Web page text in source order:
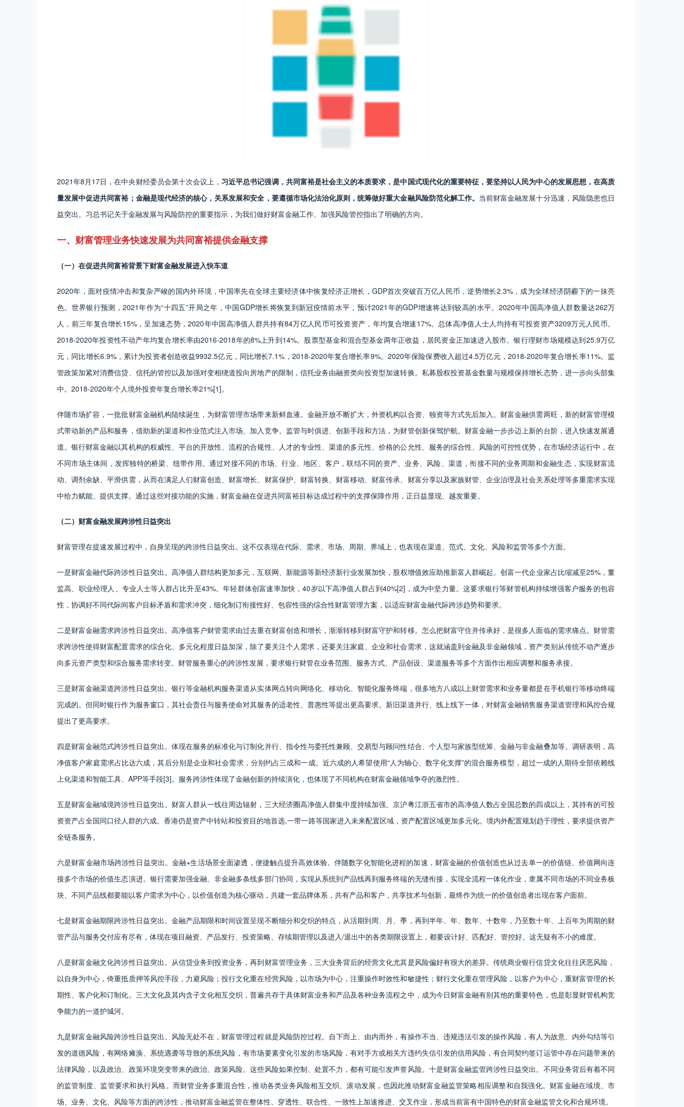
2021年8月17日，在中央财经委员会第十次会议上，习近平总书记强调，共同富裕是社会主义的本质要求，是中国式现代化的重要特征，要坚持以人民为中心的发展思想，在高质
量发展中促进共同富裕；金融是现代经济的核心，关系发展和安全，要遵循市场化法治化原则，统筹做好重大金融风险防范化解工作。 当前财富金融发展十分迅速，风险隐患也日
益突出。习总书记关于金融发展与风险防控的重要指示，为我们做好财富金融工作、加强风险管控指出了明确的方向。
一、财富管理业务快速发展为共同富裕提供金融支撑
（一）在促进共同富裕背景下财富金融发展进入快车道
2020年，面对疫情冲击和复杂严峻的国内外环境，中国率先在全球主要经济体中恢复经济正增长，GDP首次突破百万亿人民币，逆势增长2.3%，成为全球经济阴霾下的一抹亮
色。世界银行预测，2021年作为“十四五”开局之年，中国GDP增长将恢复到新冠疫情前水平，预计2021年的GDP增速将达到较高的水平。2020年中国高净值人群数量达262万
人，前三年复合增长15%，呈加速态势，2020年中国高净值人群共持有84万亿人民币可投资资产，年均复合增速17%。总体高净值人士人均持有可投资资产3209万元人民币。
2018-2020年投资性不动产年均复合增长率由2016-2018年的8%上升到14%。股票型基金和混合型基金两年正收益，居民资金正加速进入股市。银行理财市场规模达到25.9万亿
元，同比增长6.9%，累计为投资者创造收益9932.5亿元，同比增长7.1%，2018-2020年复合增长率9%。2020年保险保费收入超过4.5万亿元，2018-2020年复合增长率11%。监
管政策加紧对消费信贷、信托的管控以及加强对变相绕道投向房地产的限制，信托业务由融资类向投资型加速转换。私募股权投资基金数量与规模保持增长态势，进一步向头部集
中。2018-2020年个人境外投资年复合增长率21%[1]。
伴随市场扩容，一批批财富金融机构陆续诞生，为财富管理市场带来新鲜血液。金融开放不断扩大，外资机构以合资、独资等方式先后加入。财富金融供需两旺，新的财富管理模
式带动新的产品和服务，借助新的渠道和作业范式注入市场、加入竞争。监管与时俱进、创新手段和方法，为财管创新保驾护航。财富金融一步步迈上新的台阶，进入快速发展通
道。银行财富金融以其机构的权威性、平台的开放性、流程的合规性、人才的专业性、渠道的多元性、价格的公允性、服务的综合性、风险的可控性优势，在市场经济运行中，在
不同市场主体间，发挥独特的桥梁、纽带作用。通过对接不同的市场、行业、地区、客户，联结不同的资产、业务、风险、渠道，衔接不同的业务周期和金融生态，实现财富流
动、调剂余缺、平滑供需，从而在满足人们财富创造、财富增长、财富保护、财富转换、财富移动、财富传承、财富分享以及家族财管、企业治理及社会关系处理等多重需求实现
中给力赋能、提供支撑。通过这些对接功能的实施，财富金融在促进共同富裕目标达成过程中的支撑保障作用，正日益显现、越发重要。
（二）财富金融发展跨涉性日益突出
财富管理在提速发展过程中，自身呈现的跨涉性日益突出。这不仅表现在代际、需求、市场、周期、界域上，也表现在渠道、范式、文化、风险和监管等多个方面。
一是财富金融代际跨涉性日益突出。高净值人群结构更加多元，互联网、新能源等新经济新行业发展加快，股权增值效应助推新富人群崛起。创富一代企业家占比缩减至25%，董
监高、职业经理人、专业人士等人群占比升至43%。年轻群体创富速率加快，40岁以下高净值人群占到40%[2]，成为中坚力量。这要求银行等财管机构持续增强客户服务的包容
性，协调好不同代际间客户目标矛盾和需求冲突，细化制订衔接性好、包容性强的综合性财富管理方案，以适应财富金融代际跨涉趋势和要求。
二是财富金融需求跨涉性日益突出。高净值客户财管需求由过去重在财富创造和增长，渐渐转移到财富守护和转移。怎么把财富守住并传承好，是很多人面临的需求痛点。财管需
求跨涉性使得财富配置需求的综合化、多元化程度日益加深，除了要关注个人需求，还要关注家庭、企业和社会需求，这就涵盖到金融及非金融领域，资产类别从传统不动产逐步
向多元资产类型和综合服务需求转变。财管服务重心的跨涉性发展，要求银行财管在业务范围、服务方式、产品创设、渠道服务等多个方面作出相应调整和服务承接。
三是财富金融渠道跨涉性日益突出。银行等金融机构服务渠道从实体网点转向网络化、移动化、智能化服务终端，很多地方八成以上财管需求和业务量都是在手机银行等移动终端
完成的。但同时银行作为服务窗口，其社会责任与服务使命对其服务的适老性、普惠性等提出更高要求。新旧渠道并行、线上线下一体，对财富金融销售服务渠道管理和风控合规
提出了更高要求。
四是财富金融范式跨涉性日益突出。体现在服务的标准化与订制化并行、指令性与委托性兼顾、交易型与顾问性结合、个人型与家族型统筹、金融与非金融叠加等。调研表明，高
净值客户家庭需求占比达六成，其后分别是企业和社会需求，分别约占三成和一成。近六成的人希望使用“人为轴心、数字化支撑”的混合服务模型，超过一成的人期待全部依赖线
上化渠道和智能工具、APP等手段[3]。服务跨涉性体现了金融创新的持续演化，也体现了不同机构在财富金融领域争夺的激烈性。
五是财富金融域境跨涉性日益突出。财富人群从一线往周边辐射，三大经济圈高净值人群集中度持续加强。京沪粤江浙五省市的高净值人数占全国总数的四成以上，其持有的可投
资资产占全国同口径人群的六成。香港仍是资产中转站和投资目的地首选,一带一路等国家进入未来配置区域，资产配置区域更加多元化。境内外配置规划趋于理性，要求提供资产
全链条服务。
六是财富金融市场跨涉性日益突出。金融+生活场景全面渗透，便捷触点提升高效体验。伴随数字化智能化进程的加速，财富金融的价值创造也从过去单一的价值链、价值网向连
接多个市场的价值生态演进。银行需要加强金融、非金融多条线多部门协同，实现从系统到产品线再到服务终端的无缝衔接，实现全流程一体化作业，隶属不同市场的不同业务板
块、不同产品线都要能以客户需求为中心，以价值创造为核心驱动，共建一套品牌体系，共有产品和客户，共享技术与创新，最终作为统一的价值创造者出现在客户面前。
七是财富金融期限跨涉性日益突出。金融产品期限和时间设置呈现不断细分和交织的特点，从活期到周、月、季，再到半年、年、数年、十数年，乃至数十年、上百年为周期的财
管产品与服务交付应有尽有，体现在项目融资、产品发行、投资策略、存续期管理以及进入/退出中的各类期限设置上，都要设计好、匹配好、管控好。这无疑有不小的难度。
八是财富金融文化跨涉性日益突出。从信贷业务到投资业务，再到财富管理业务，三大业务背后的经营文化尤其是风险偏好有很大的差异。传统商业银行信贷文化往往厌恶风险，
以自身为中心，倚重抵质押等风控手段，力避风险；投行文化重在经营风险，以市场为中心，注重操作时效性和敏捷性；财行文化重在管理风险，以客户为中心，重财富管理的长
期性、客户化和订制化。三大文化及其内含子文化相互交织，普遍共存于具体财富业务和产品及各种业务流程之中，成为今日财富金融有别其他的重要特色，也是彰显财管机构竞
争能力的一道护城河。
九是财富金融风险跨涉性日益突出。风险无处不在，财富管理过程就是风险防控过程。自下而上、由内而外，有操作不当、违规违法引发的操作风险，有人为故意、内外勾结等引
发的道德风险，有网络瘫涣、系统遇袭等导致的系统风险，有市场要素变化引发的市场风险，有对手方或相关方违约失信引发的信用风险，有合同契约签订运管中存在问题带来的
法律风险，以及政治、政策环境突变带来的政治、政策风险。这些风险如果控制、处置不力，都有可能引发声誉风险。十是财富金融监管跨涉性日益突出。不同业务背后有着不同
的监管制度、监管要求和执行风格。而财管业务多重混合性，推动各类业务风险相互交织、滚动发展，也因此推动财富金融监管策略相应调整和自我强化。财富金融在域境、市
场、业务、文化、风险等方面的跨涉性，推动财富金融监管在整体性、穿透性、联合性、一致性上加速推进、交叉作业，形成当前富有中国特色的财富金融监管文化和合规环境。